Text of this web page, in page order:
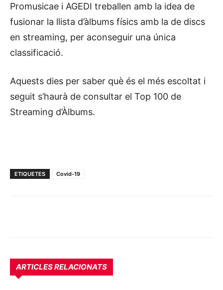
Promusicae i AGEDI treballen amb la idea de
fusionar la llista d’àlbums físics amb la de discs
en streaming, per aconseguir una única
classificació.
Aquests dies per saber què és el més escoltat i
seguit s’haurà de consultar el Top 100 de
Streaming d’Àlbums.
ETIQUETES Covid-19
ARTICLES RELACIONATS